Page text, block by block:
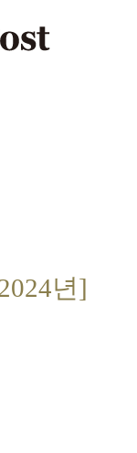
년]